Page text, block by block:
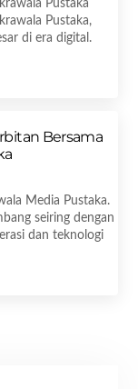
Pustaka
Pustaka,
di era digital.
Bersama
Media Pustaka.
seiring dengan
dan teknologi